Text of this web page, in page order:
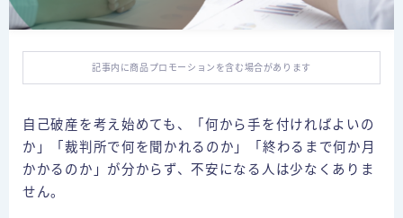
任意整理の体験談
自己破産の体験談
債務整理ごとの費用比較
記事内に商品プロモーションを含む場合があります
自己破産を考え始めても、「何から手を付ければよいの
か」「裁判所で何を聞かれるのか」「終わるまで何か月
かかるのか」が分からず、不安になる人は少なくありま
せん。